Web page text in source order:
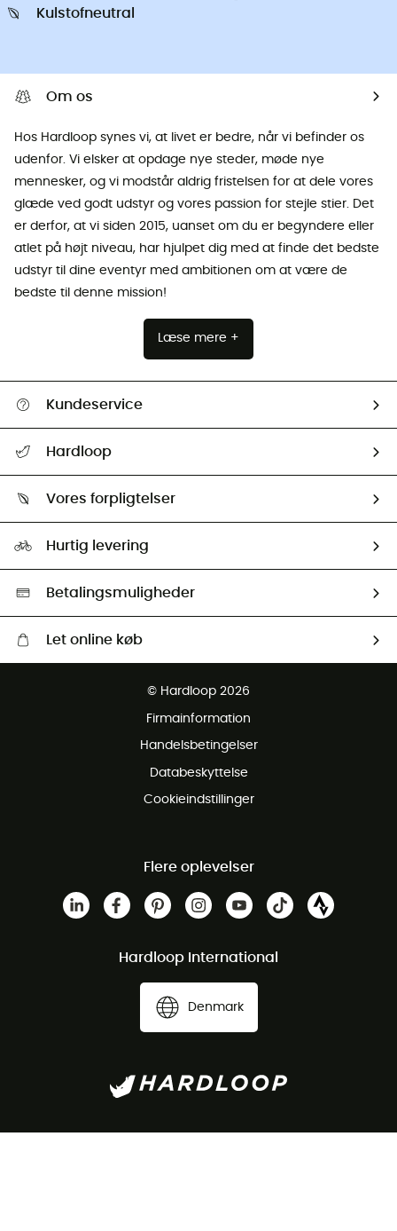
Kulstofneutral
Om os
Hos Hardloop synes vi, at livet er bedre, når vi befinder os
udenfor. Vi elsker at opdage nye steder, møde nye
mennesker, og vi modstår aldrig fristelsen for at dele vores
glæde ved godt udstyr og vores passion for stejle stier. Det
er derfor, at vi siden 2015, uanset om du er begyndere eller
atlet på højt niveau, har hjulpet dig med at finde det bedste
udstyr til dine eventyr med ambitionen om at være de
bedste til denne mission!
Læse mere +
Kundeservice
Returnering & Tilbagebetaling
Hardloop
Our ambassadors
Vores forpligtelser
Second hand
HardGreen Udvalg
Hurtig levering
Betalingsmuligheder
Let online køb
Gratis retur inden for 100 dage
© Hardloop 2026
Firmainformation
Handelsbetingelser
Databeskyttelse
Cookieindstillinger
Flere oplevelser
Hardloop International
Denmark